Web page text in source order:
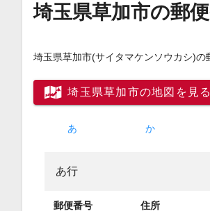
埼玉県草加市の郵
埼玉県草加市(サイタマケンソウカシ)の
埼玉県草加市の地図を見る
あ か
あ行
郵便番号 住所